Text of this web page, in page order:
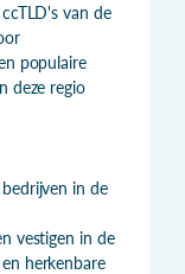
van de
populaire
deze regio
in de
vestigen in de
herkenbare